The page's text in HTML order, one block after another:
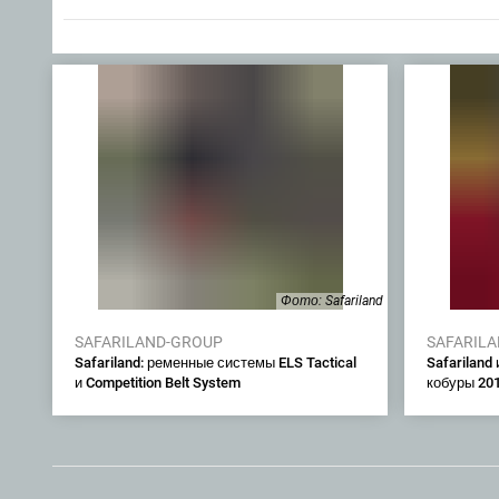
Фото: Safariland
SAFARILAND-GROUP
Safariland: ременные системы ELS Tactical
и Competition Belt System
Safariland
кобуры